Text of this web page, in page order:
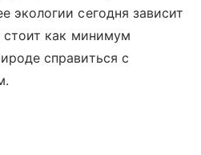
экологии сегодня зависит
стоит как минимум
справиться с